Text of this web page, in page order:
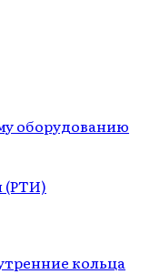
оборудованию
(РТИ)
кольца